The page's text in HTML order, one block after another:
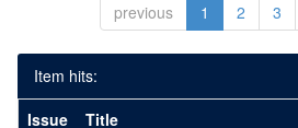
previous 1 2 3
Item hits:
Issue
Title